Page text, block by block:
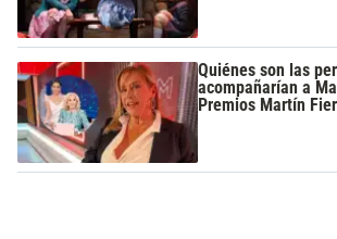
Quiénes son las
acompañarían a
Premios Martín